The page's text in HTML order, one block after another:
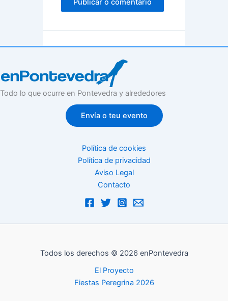
Todo lo que ocurre en Pontevedra y alrededores
Envía o teu evento
Política de cookies
Política de privacidad
Aviso Legal
Contacto
Todos los derechos © 2026 enPontevedra
El Proyecto
Fiestas Peregrina 2026